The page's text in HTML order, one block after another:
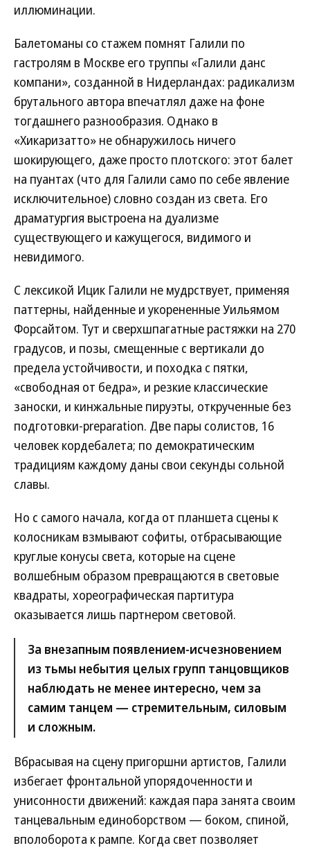
иллюминации.
Балетоманы со стажем помнят Галили по
гастролям в Москве его труппы «Галили данс
компани», созданной в Нидерландах: радикализм
брутального автора впечатлял даже на фоне
тогдашнего разнообразия. Однако в
«Хикаризатто» не обнаружилось ничего
шокирующего, даже просто плотского: этот балет
на пуантах (что для Галили само по себе явление
исключительное) словно создан из света. Его
драматургия выстроена на дуализме
существующего и кажущегося, видимого и
невидимого.
С лексикой Ицик Галили не мудрствует, применяя
паттерны, найденные и укорененные Уильямом
Форсайтом. Тут и сверхшпагатные растяжки на 270
градусов, и позы, смещенные с вертикали до
предела устойчивости, и походка с пятки,
«свободная от бедра», и резкие классические
заноски, и кинжальные пируэты, открученные без
подготовки-preparation. Две пары солистов, 16
человек кордебалета; по демократическим
традициям каждому даны свои секунды сольной
славы.
Но с самого начала, когда от планшета сцены к
колосникам взмывают софиты, отбрасывающие
круглые конусы света, которые на сцене
волшебным образом превращаются в световые
квадраты, хореографическая партитура
оказывается лишь партнером световой.
За внезапным появлением-исчезновением
из тьмы небытия целых групп танцовщиков
наблюдать не менее интересно, чем за
самим танцем — стремительным, силовым
и сложным.
Вбрасывая на сцену пригоршни артистов, Галили
избегает фронтальной упорядоченности и
унисонности движений: каждая пара занята своим
танцевальным единоборством — боком, спиной,
вполоборота к рампе. Когда свет позволяет